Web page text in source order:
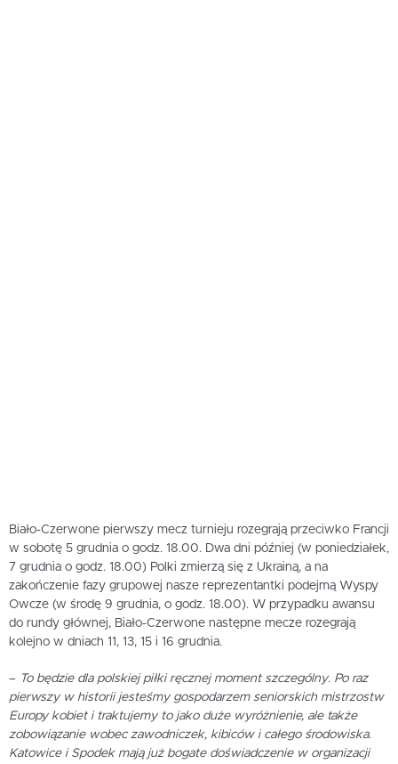
Biało-Czerwone pierwszy mecz turnieju rozegrają przeciwko Francji
w sobotę 5 grudnia o godz. 18.00. Dwa dni później (w poniedziałek,
7 grudnia o godz. 18.00) Polki zmierzą się z Ukrainą, a na
zakończenie fazy grupowej nasze reprezentantki podejmą Wyspy
Owcze (w środę 9 grudnia, o godz. 18.00). W przypadku awansu
do rundy głównej, Biało-Czerwone następne mecze rozegrają
kolejno w dniach 11, 13, 15 i 16 grudnia.
– To będzie dla polskiej piłki ręcznej moment szczególny. Po raz
pierwszy w historii jesteśmy gospodarzem seniorskich mistrzostw
Europy kobiet i traktujemy to jako duże wyróżnienie, ale także
zobowiązanie wobec zawodniczek, kibiców i całego środowiska.
Katowice i Spodek mają już bogate doświadczenie w organizacji